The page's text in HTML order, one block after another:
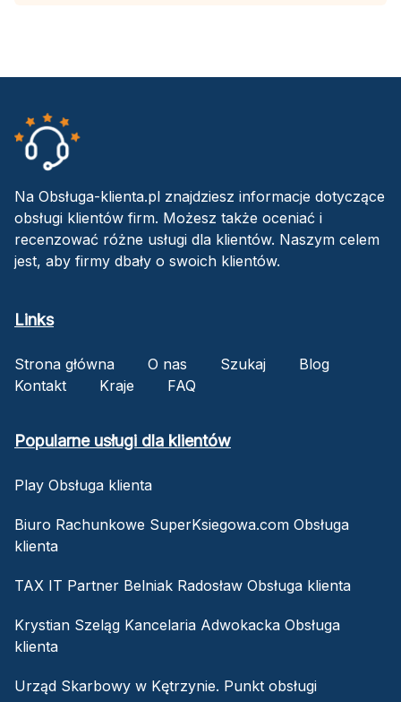
Na Obsługa-klienta.pl znajdziesz informacje dotyczące
obsługi klientów firm. Możesz także oceniać i
recenzować różne usługi dla klientów. Naszym celem
jest, aby firmy dbały o swoich klientów.
Links
Strona główna O nas Szukaj
Blog
Kontakt
Kraje FAQ
Popularne usługi dla klientów
Play Obsługa klienta
Biuro Rachunkowe SuperKsiegowa.com Obsługa
klienta
TAX IT Partner Belniak Radosław Obsługa klienta
Krystian Szeląg Kancelaria Adwokacka Obsługa
klienta
Urząd Skarbowy w Kętrzynie. Punkt obsługi